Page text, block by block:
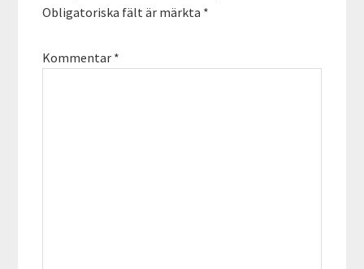
Obligatoriska fält är märkta *
Kommentar *